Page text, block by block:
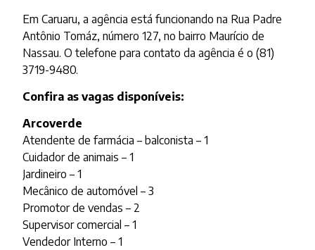
Em Caruaru, a agência está funcionando na Rua Padre
Antônio Tomáz, número 127, no bairro Maurício de
Nassau. O telefone para contato da agência é o (81)
3719-9480.
Confira as vagas disponíveis:
Arcoverde
Atendente de farmácia – balconista – 1
Cuidador de animais – 1
Jardineiro – 1
Mecânico de automóvel – 3
Promotor de vendas – 2
Supervisor comercial – 1
Vendedor Interno – 1